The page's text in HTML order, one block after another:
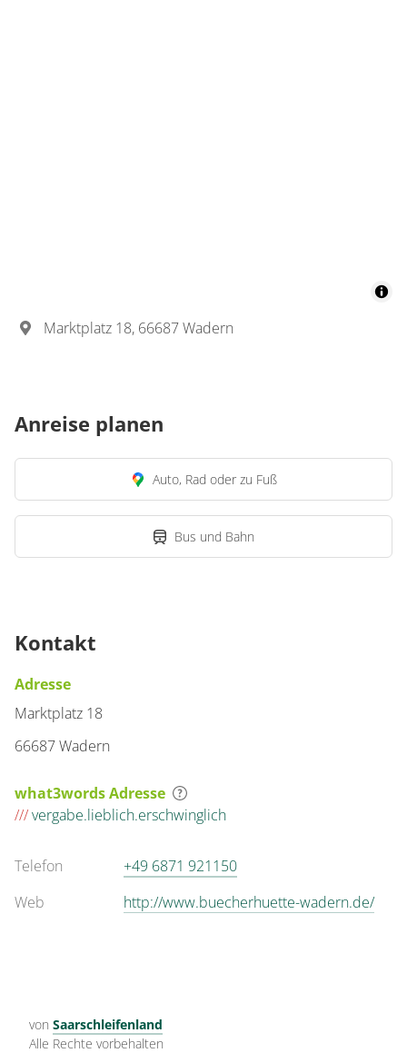
Marktplatz 18, 66687 Wadern
Anreise planen
Auto, Rad oder zu Fuß
Bus und Bahn
Kontakt
Adresse
Marktplatz 18
66687 Wadern
what3words Adresse
///vergabe.lieblich.erschwinglich
Telefon
+49 6871 921150
Web
http://www.buecherhuette-wadern.de/
von Saarschleifenland
Alle Rechte vorbehalten